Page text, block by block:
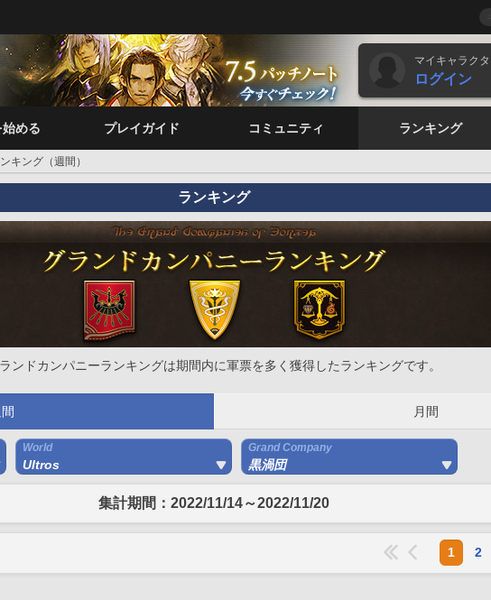
マイキャラク
ログイン
める プレイガイド コミュニティ ランキング
キング（週間）
ランキング
ンドカンパニーランキングは期間内に軍票を多く獲得したランキングです。
月間
World
Ultros
Grand Company
黒渦団
集計期間：2022/11/14～2022/11/20
1 2